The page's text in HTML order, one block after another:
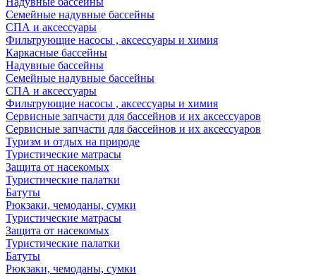
Семейные надувные бассейны
СПА и аксессуары
Фильтрующие насосы , аксессуары и химия
Каркасные бассейны
Надувные бассейны
Семейные надувные бассейны
СПА и аксессуары
Фильтрующие насосы , аксессуары и химия
Cервисные запчасти для бассейнов и их аксессуаров
Cервисные запчасти для бассейнов и их аксессуаров
Туризм и отдых на природе
Туристические матрасы
Защита от насекомых
Туристические палатки
Батуты
Рюкзаки, чемоданы, сумки
Туристические матрасы
Защита от насекомых
Туристические палатки
Батуты
Рюкзаки, чемоданы, сумки